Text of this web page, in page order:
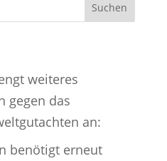
weiteres
gegen das
an:
benötigt erneut